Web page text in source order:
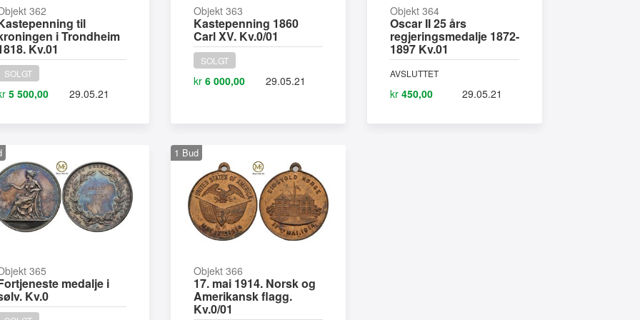
362
til
i Trondheim
Kv.01
SOLGT
5 500,00 29.05.21
Objekt 363
Kastepenning 1860
Carl XV. Kv.0/01
SOLGT
kr 6 000,00 29.05.21
Objekt 364
Oscar II 25 års
regjeringsmedalje 1872-
1897 Kv.01
AVSLUTTET
kr 450,00 29.05.21
365
medalje i
Kv.0
1 Bud
Objekt 366
17. mai 1914. Norsk og
Amerikansk flagg.
Kv.0/01